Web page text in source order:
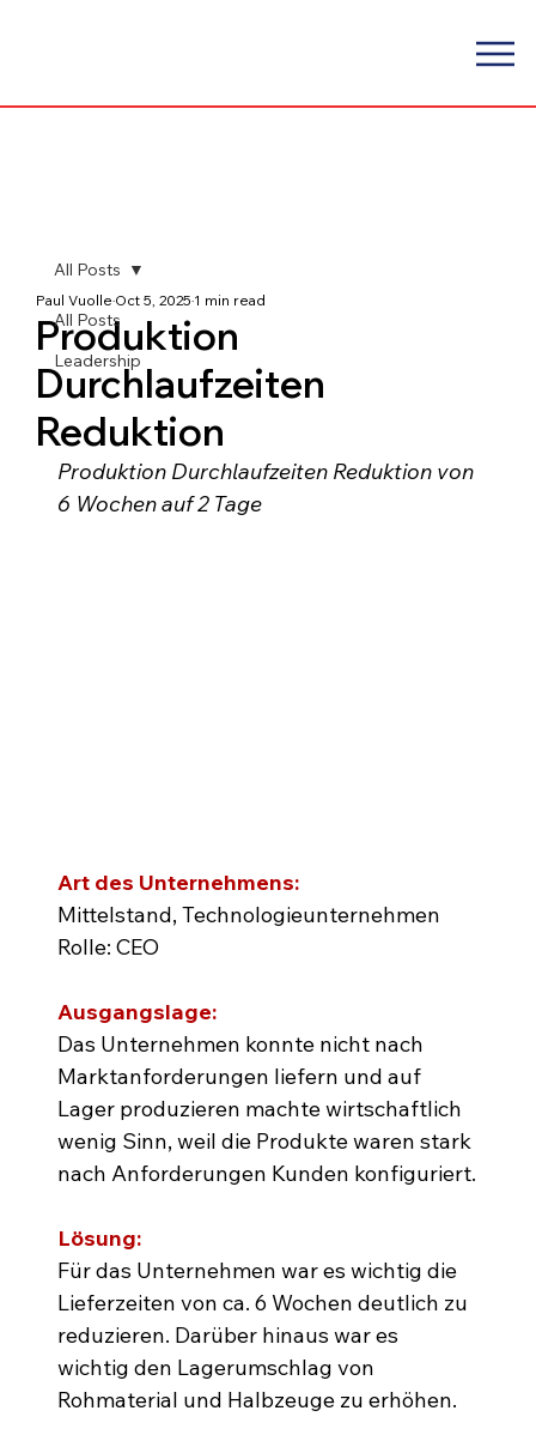
All Posts
Leadership
All Posts
Produktion
Durchlaufzeiten
Reduktion
Paul VuolleOct 5, 20251 min read
Produktion Durchlaufzeiten Reduktion von
6 Wochen auf 2 Tage
Art des Unternehmens:
Mittelstand, Technologieunternehmen
Rolle: CEO
Ausgangslage:
Das Unternehmen konnte nicht nach
Marktanforderungen liefern und auf
Lager produzieren machte wirtschaftlich
wenig Sinn, weil die Produkte waren stark
nach Anforderungen Kunden konfiguriert.
Lösung:
Für das Unternehmen war es wichtig die
Lieferzeiten von ca. 6 Wochen deutlich zu
reduzieren. Darüber hinaus war es
wichtig den Lagerumschlag von
Rohmaterial und Halbzeuge zu erhöhen.